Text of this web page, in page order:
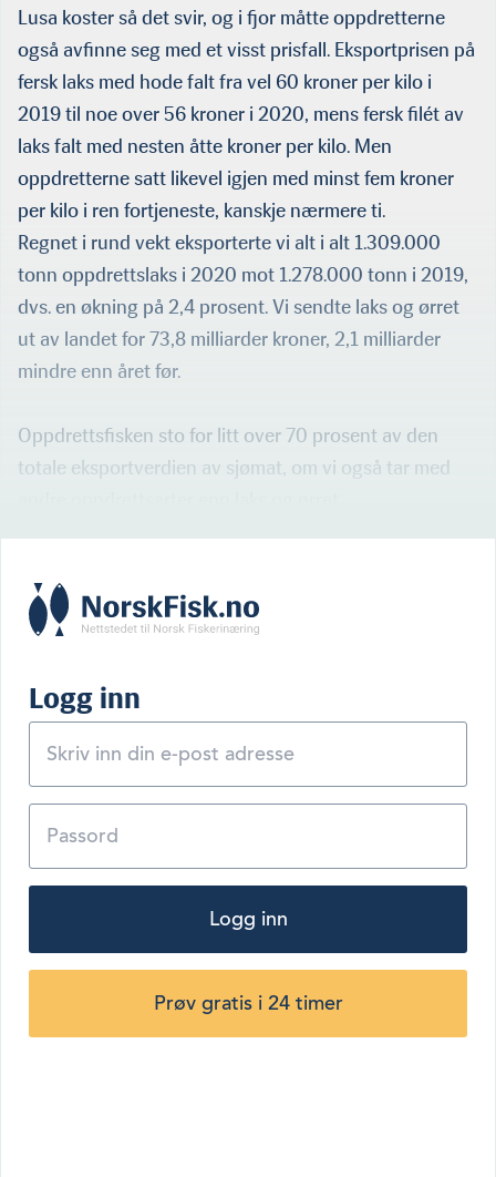
Lusa koster så det svir, og i fjor måtte oppdretterne
også av­finne seg med et visst prisfall. Eksportprisen på
fersk laks med hode falt fra vel 60 kroner per kilo i
2019 til noe over 56 kroner i 2020, mens fersk filét av
laks falt med nesten åtte kroner per kilo. Men
oppdretterne satt likevel igjen med minst fem kroner
per kilo i ren fortjeneste, kanskje nærmere ti.
Regnet i rund vekt eksporterte vi alt i alt 1.309.000
tonn op­pdrettslaks i 2020 mot 1.278.000 tonn i 2019,
dvs. en økning på 2,4 prosent. Vi sendte laks og ørret
ut av landet for 73,8 mil­liarder kroner, 2,1 milliarder
mindre enn året før.
Oppdrettsfis­ken sto for litt over 70 prosent av den
totale eksportverdien av sjømat, om vi også tar med
Logg inn
Logg inn
Prøv gratis i 24 timer